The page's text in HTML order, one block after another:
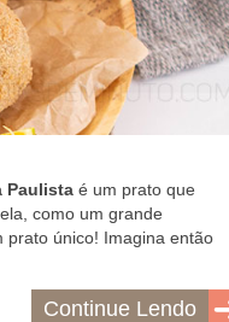
Paulistaé um prato que
como um grande
prato único! Imagina então
Continue Lendo